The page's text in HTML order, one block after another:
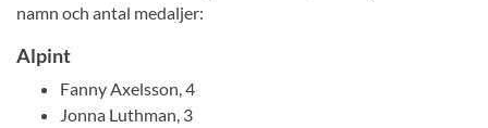
namn och antal medaljer:
Alpint
Fanny Axelsson, 4
Jonna Luthman, 3